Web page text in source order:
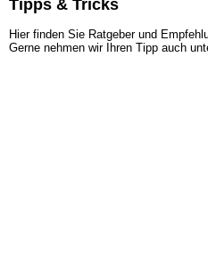
Tipps & Tricks
Hier finden Sie Ratgeber und
Gerne nehmen wir Ihren Tipp auch